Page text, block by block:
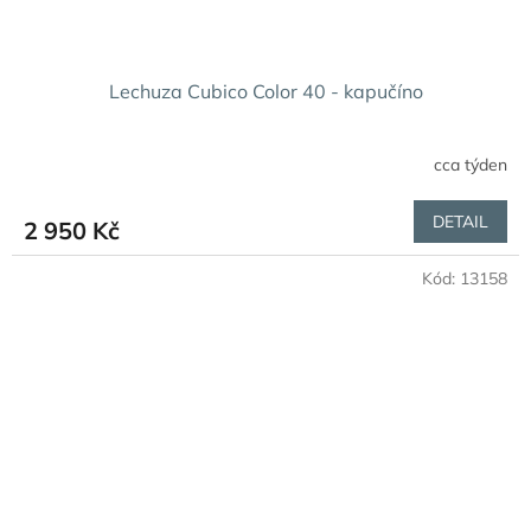
Lechuza Cubico Color 40 - kapučíno
cca týden
2 950 Kč DETAIL
Kód: 13158